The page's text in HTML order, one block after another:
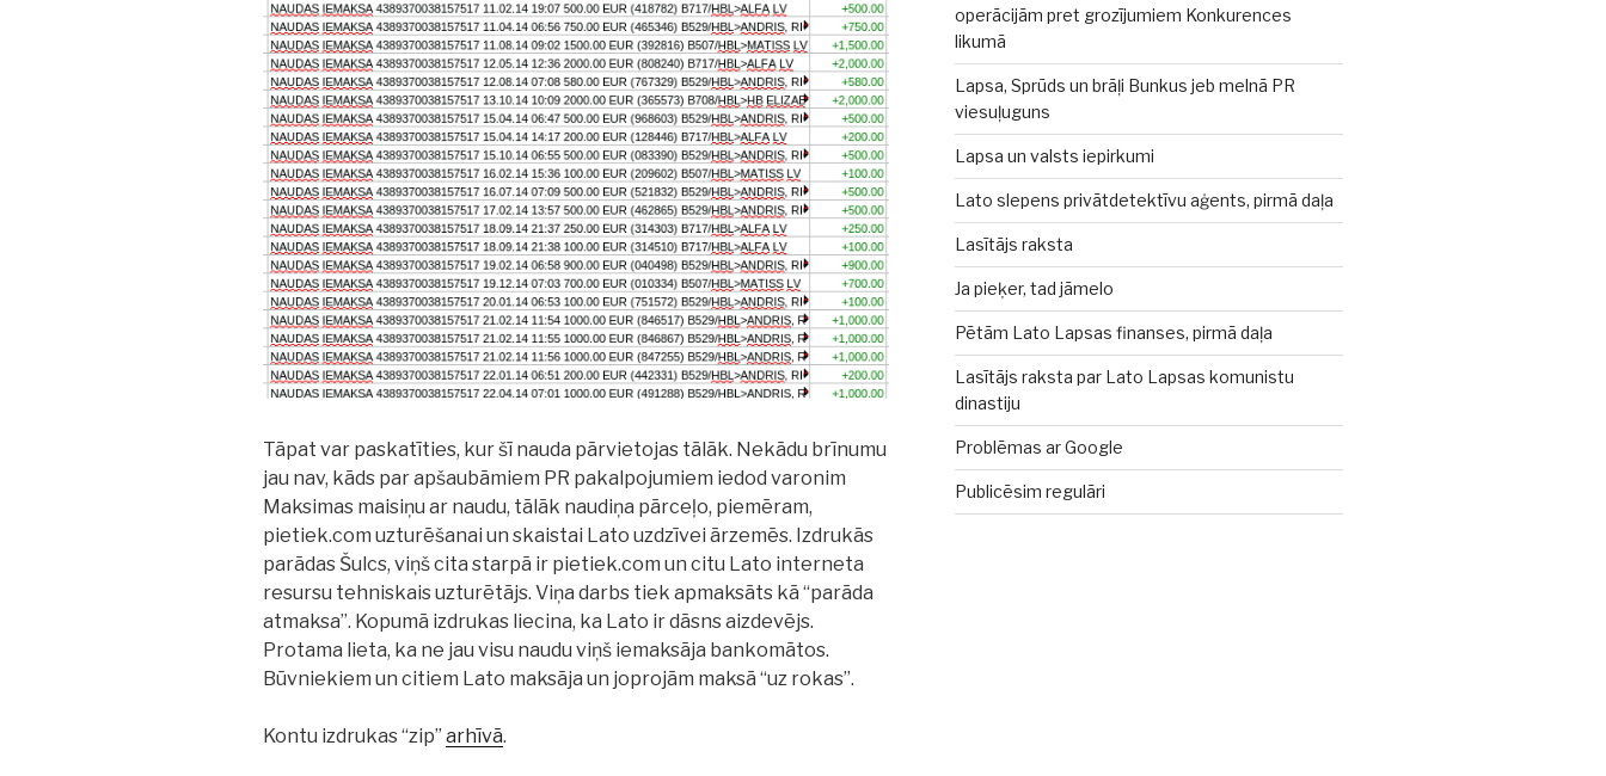
Tāpat var paskatīties, kur šī nauda pārvietojas tālāk. Nekādu brīnumu
jau nav, kāds par apšaubāmiem PR pakalpojumiem iedod varonim
Maksimas maisiņu ar naudu, tālāk naudiņa pārceļo, piemēram,
pietiek.com uzturēšanai un skaistai Lato uzdzīvei ārzemēs. Izdrukās
parādas Šulcs, viņš cita starpā ir pietiek.com un citu Lato interneta
resursu tehniskais uzturētājs. Viņa darbs tiek apmaksāts kā “parāda
atmaksa”. Kopumā izdrukas liecina, ka Lato ir dāsns aizdevējs.
Protama lieta, ka ne jau visu naudu viņš iemaksāja bankomātos.
Būvniekiem un citiem Lato maksāja un joprojām maksā “uz rokas”.
Kontu izdrukas “zip” arhīvā.
operācijām pret grozījumiem Konkurences
likumā
Lapsa, Sprūds un brāļi Bunkus jeb melnā PR
viesuļuguns
Lapsa un valsts iepirkumi
Lato slepens privātdetektīvu aģents, pirmā daļa
Lasītājs raksta
Ja pieķer, tad jāmelo
Pētām Lato Lapsas finanses, pirmā daļa
Lasītājs raksta par Lato Lapsas komunistu
dinastiju
Problēmas ar Google
Publicēsim regulāri